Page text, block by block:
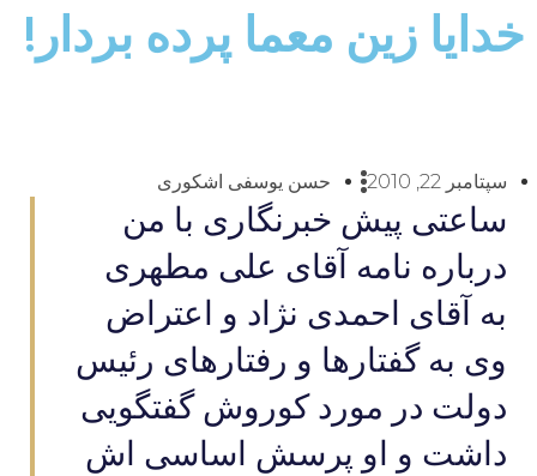
خدایا زین معما پرده بردار!
سپتامبر 22, 2010 حسن یوسفی اشکوری
ساعتی پیش خبرنگاری با من
درباره نامه آقای علی مطهری
به آقای احمدی نژاد و اعتراض
وی به گفتارها و رفتارهای رئیس
دولت در مورد کوروش گفتگویی
داشت و او پرسش اساسی اش